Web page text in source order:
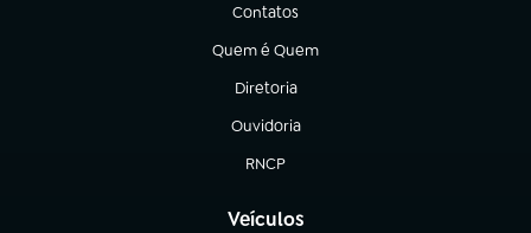
Contatos
(abre em nova aba)
Quem é Quem
(abre em nova aba)
Diretoria
(abre em nova aba)
Ouvidoria
(abre em nova aba)
RNCP
(abre em nova aba)
Veículos